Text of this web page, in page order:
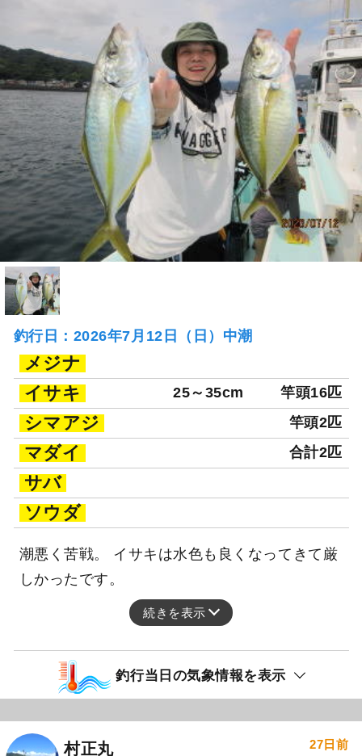
釣行日：2026年7月12日（日）中潮
メジナ
イサキ
25～35cm 竿頭16匹
シマアジ 竿頭2匹
マダイ 合計2匹
サバ
ソウダ
潮悪く苦戦。 イサキは水色も良くなってきて厳
しかったです。
続きを表示
釣行当日の気象情報を表示
村正丸 27日前